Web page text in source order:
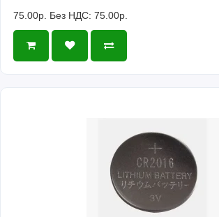
75.00р. Без НДС: 75.00р.